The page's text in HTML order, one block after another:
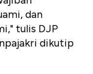
dan
tulis DJP
dikutip